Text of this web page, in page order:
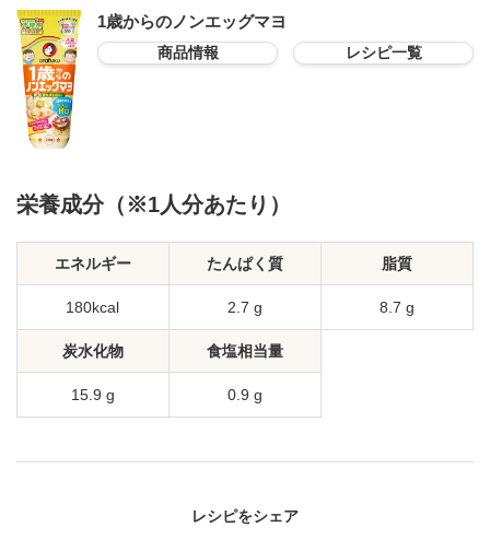
1歳からのノンエッグマヨ
商品情報 レシピ一覧
栄養成分（※1人分あたり）
エネルギー
180kcal
たんぱく質
2.7 g
脂質
8.7 g
炭水化物
15.9 g
食塩相当量
0.9 g
レシピをシェア